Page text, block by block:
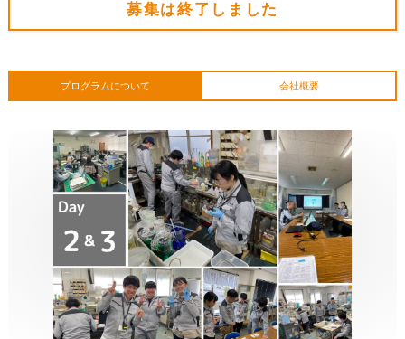
募集は終了しました
プログラムについて 会社概要